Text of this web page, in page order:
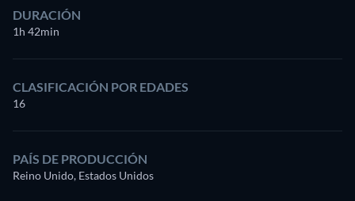
DURACIÓN
1h 42min
CLASIFICACIÓN POR EDADES
16
PAÍS DE PRODUCCIÓN
Reino Unido, Estados Unidos